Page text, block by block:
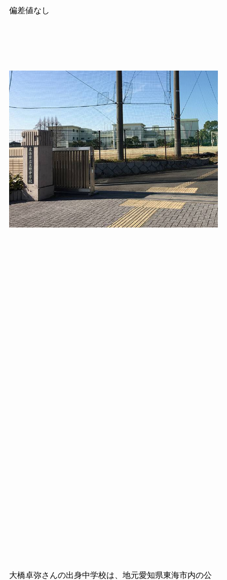
偏差値なし
大橋卓弥さんの出身中学校は、地元愛知県東海市内の公